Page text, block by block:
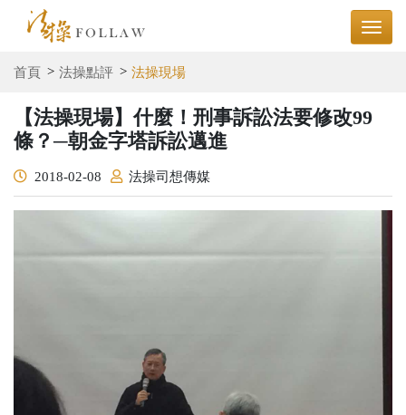
首頁 法操點評 法操現場
【法操現場】什麼！刑事訴訟法要修改99
條？─朝金字塔訴訟邁進
2018-02-08 法操司想傳媒